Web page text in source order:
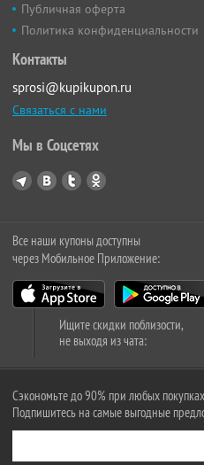
Публичная оферта
Политика конфиденциальности
Контакты
sprosi@kupikupon.ru
Связаться с нами
Мы в Соцсетях
Все наши купоны доступны
через Мобильное Приложение:
Ищите скидки поблизости,
не выходя из чата:
Сэкономьте до 90% при любых покупках
Подпишитесь на самые выгодные